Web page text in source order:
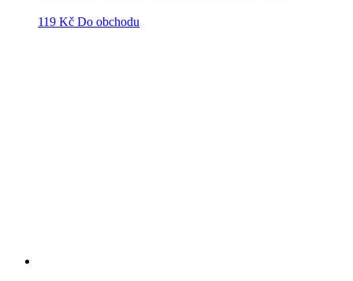
119 Kč Do obchodu